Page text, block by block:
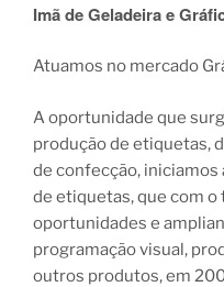
Imã de Geladeira e
Atuamos no mercado
A oportunidade que
produção de etiquetas,
de confecção, iniciamos
de etiquetas, que com
oportunidades e
programação visual,
outros produtos, em